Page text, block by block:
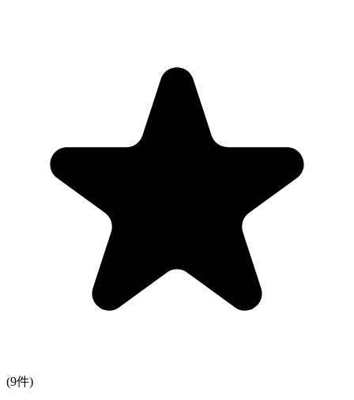
(9件)